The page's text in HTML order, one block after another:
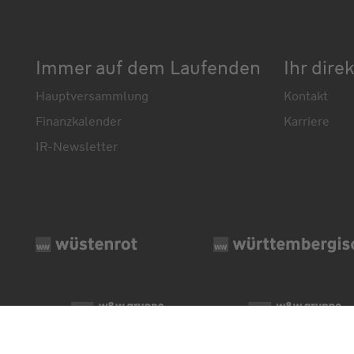
Immer auf dem Laufenden
Hauptversammlung
Finanzkalender
IR-Newsletter
Ihr
Kontakt
Karriere